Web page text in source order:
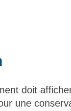
doit
une